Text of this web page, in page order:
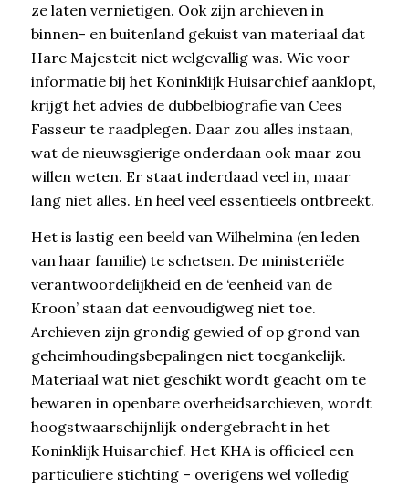
ze laten vernietigen. Ook zijn archieven in
binnen- en buitenland gekuist van materiaal dat
Hare Majesteit niet welgevallig was. Wie voor
informatie bij het Koninklijk Huisarchief aanklopt,
krijgt het advies de dubbelbiografie van Cees
Fasseur te raadplegen. Daar zou alles instaan,
wat de nieuwsgierige onderdaan ook maar zou
willen weten. Er staat inderdaad veel in, maar
lang niet alles. En heel veel essentieels ontbreekt.
Het is lastig een beeld van Wilhelmina (en leden
van haar familie) te schetsen. De ministeriële
verantwoordelijkheid en de ‘eenheid van de
Kroon’ staan dat eenvoudigweg niet toe.
Archieven zijn grondig gewied of op grond van
geheimhoudingsbepalingen niet toegankelijk.
Materiaal wat niet geschikt wordt geacht om te
bewaren in openbare overheidsarchieven, wordt
hoogstwaarschijnlijk ondergebracht in het
Koninklijk Huisarchief. Het KHA is officieel een
particuliere stichting – overigens wel volledig